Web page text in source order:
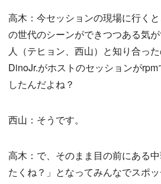
高木：今セッションの現場に行く
の世代のシーンができつつある気
人（テヒョン、西山）と知り合った
DinoJr.がホストのセッションが
したんだよね？
西山：そうです。
高木：で、そのまま目の前にある
たくね？」となってみんなでスポッ